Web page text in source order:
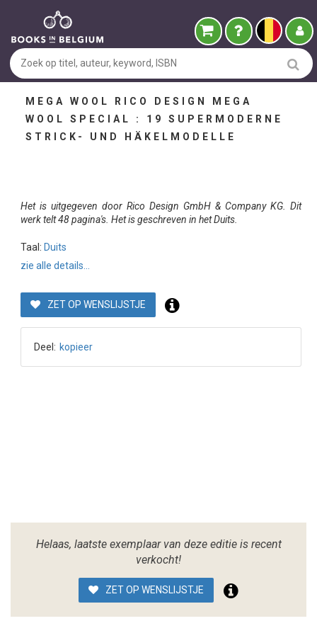
MEGA WOOL RICO DESIGN MEGA
WOOL SPECIAL : 19 SUPERMODERNE
STRICK- UND HÄKELMODELLE
Het is uitgegeven door Rico Design GmbH & Company KG. Dit
werk telt 48 pagina's. Het is geschreven in het Duits.
Taal: Duits
zie alle details...
ZET OP WENSLIJSTJE
Deel: kopieer
Helaas, laatste exemplaar van deze editie is recent
verkocht!
ZET OP WENSLIJSTJE